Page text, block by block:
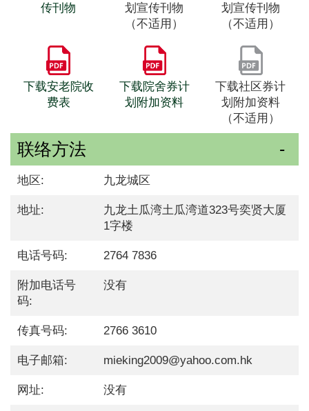
传刊物
划宣传刊物
（不适用）
划宣传刊物
（不适用）
下载安老院收
费表
下载院舍券计
划附加资料
下载社区券计
划附加资料
（不适用）
联络方法
地区: 九龙城区
地址:
九龙土瓜湾土瓜湾道323号奕贤大厦
1字楼
电话号码: 2764 7836
附加电话号
码:
没有
传真号码: 2766 3610
电子邮箱: mieking2009@yahoo.com.hk
网址: 没有